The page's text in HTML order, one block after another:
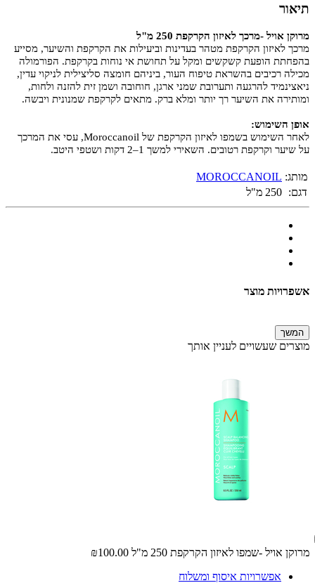
תיאור
מרוקן אויל -מרכך לאיזון הקרקפת 250 מ"ל
מרכך לאיזון הקרקפת מטהר בעדינות וביעילות את הקרקפת והשיער, מסייע
בהפחתת הופעת קשקשים ומקל על תחושת אי נוחות בקרקפת. הפורמולה
מכילה רכיבים בהשראת טיפוח העור, ביניהם חומצה סליצילית לניקוי עדין,
ניאצינמיד להרגעה ותערובת שמני ארגן, חוחובה ושמן זית להזנה ולחות,
ומותירה את השיער רך יותר ומלא ברק. מתאים לקרקפת שמנונית ויבשה.
אופן השימוש:
לאחר השימוש בשמפו לאיזון הקרקפת של Moroccanoil, עסי את המרכך
על שיער וקרקפת רטובים. השאירי למשך 1–2 דקות ושטפי היטב.
מותג: MOROCCANOIL
דגם: 250 מ"ל
אשפרויות מוצר
המשך
מוצרים שעשויים לעניין אותך
מרוקן אויל -שמפו לאיזון הקרקפת 250 מ"ל
₪100.00
אפשרויות איסוף ומשלוח